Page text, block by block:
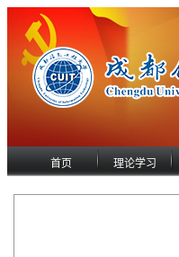
首页 理论学习